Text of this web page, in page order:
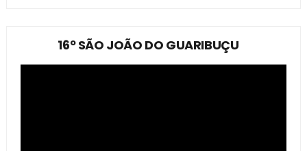
16º SÃO JOÃO DO GUARIBUÇU